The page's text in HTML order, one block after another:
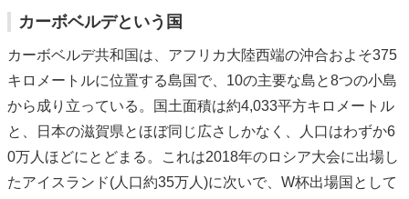
カーボベルデという国
カーボベルデ共和国は、アフリカ大陸西端の沖合およそ375
キロメートルに位置する島国で、10の主要な島と8つの小島
から成り立っている。国土面積は約4,033平方キロメートル
と、日本の滋賀県とほぼ同じ広さしかなく、人口はわずか6
0万人ほどにとどまる。これは2018年のロシア大会に出場し
たアイスランド(人口約35万人)に次いで、W杯出場国として